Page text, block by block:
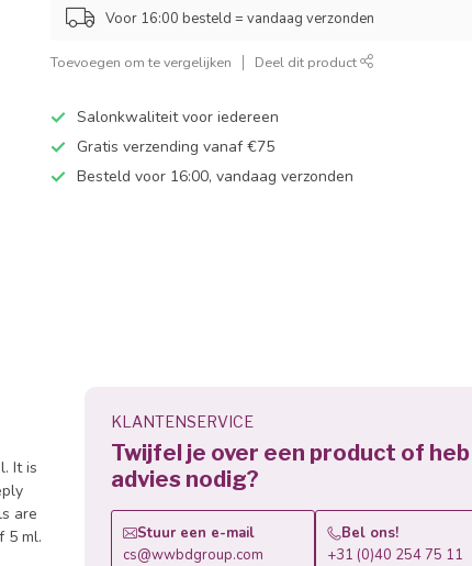
Voor 16:00 besteld = vandaag verzonden
Toevoegen om te vergelijken Deel dit product
Salonkwaliteit voor iedereen
Gratis verzending vanaf €75
Besteld voor 16:00, vandaag verzonden
It is
are
5 ml.
KLANTENSERVICE
Twijfel je over een product of
advies nodig?
Stuur een e-mail
cs@wwbdgroup.com
Bel ons!
+31 (0)40 254 75 11